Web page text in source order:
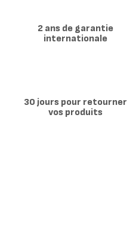
2 ans de garantie
internationale
30 jours pour retourner
vos produits